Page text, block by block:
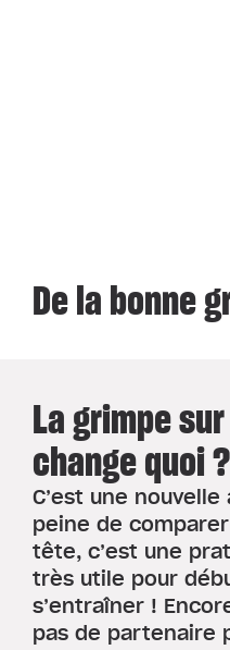
De la bonne
La grimpe
change quoi ?
C’est une
peine de
tête, c’est une
très utile pour
s’entraîner !
pas de partenaire